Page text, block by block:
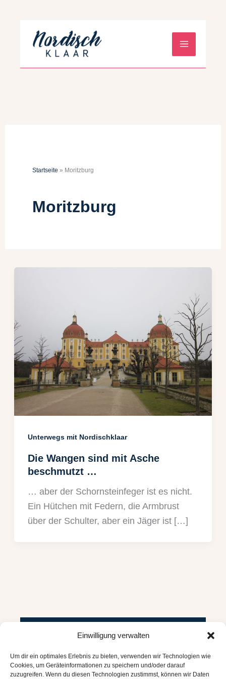
Einwilligung verwalten
Um dir ein optimales Erlebnis zu bieten, verwenden wir Technologien wie
Cookies, um Geräteinformationen zu speichern und/oder darauf
zuzugreifen. Wenn du diesen Technologien zustimmst, können wir Daten
Startseite » Moritzburg
Moritzburg
Unterwegs mit Nordischklaar
Die Wangen sind mit Asche
beschmutzt …
… aber der Schornsteinfeger ist es nicht.
Ein Hütchen mit Federn, die Armbrust
über der Schulter, aber ein Jäger ist […]
Impressum
Cookie-Richtlinie (EU)